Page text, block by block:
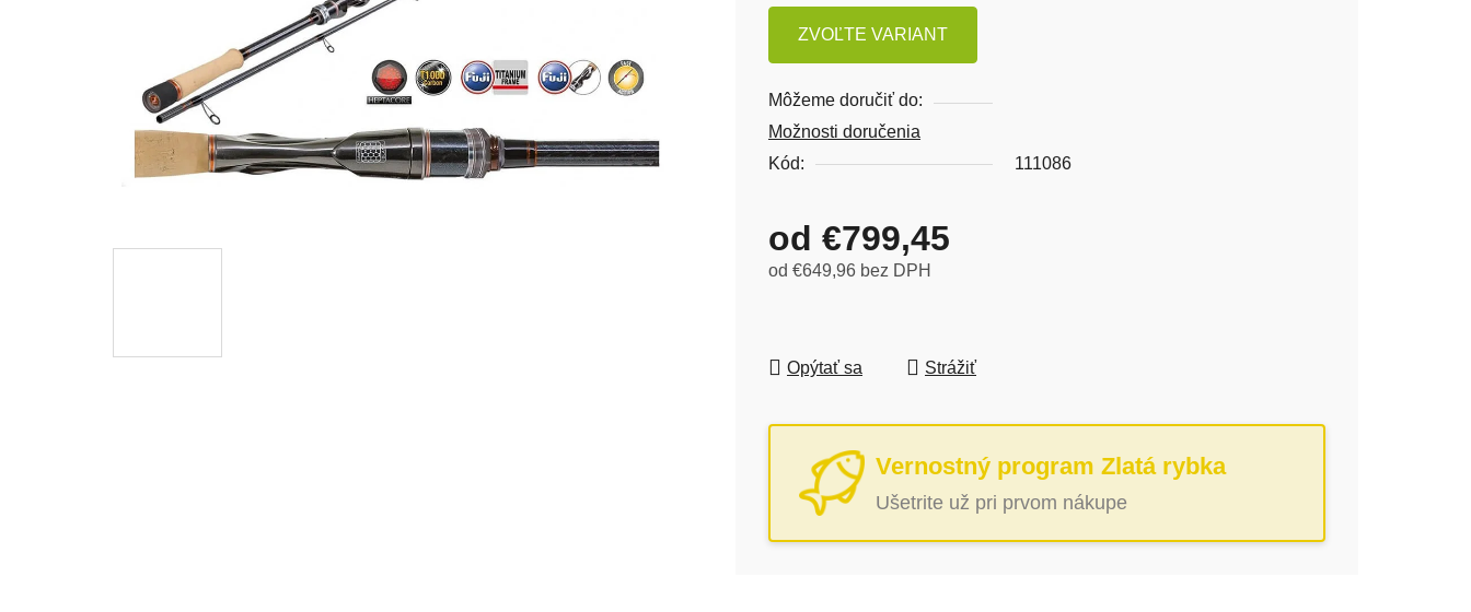
ZVOĽTE VARIANT
Môžeme doručiť do:
Možnosti doručenia
Kód:
111086
od €799,45
od €649,96 bez DPH
Opýtať sa Strážiť
Vernostný program Zlatá rybka
Ušetrite už pri prvom nákupe